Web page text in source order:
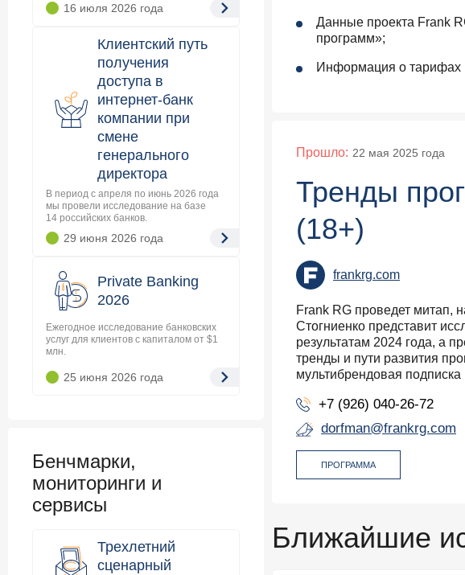
16 июля 2026 года
Клиентский путь
получения
доступа в
интернет-банк
компании при
смене
генерального
директора
В период с апреля по июнь 2026 года
мы провели исследование на базе
14 российских банков.
29 июня 2026 года
Private Banking
2026
Ежегодное исследование банковских
услуг для клиентов с капиталом от $1
млн.
25 июня 2026 года
Бенчмарки,
мониторинги и
сервисы
Трехлетний
сценарный
Данные проекта Frank
программ»;
Информация о тарифах
Прошло: 22 мая 2025 года
Тренды
(18+)
frankrg.com
Frank RG проведет митап,
Стогниенко представит
результатам 2024 года, а
тренды и пути развития
мультибрендовая
+7 (926) 040-26-72
dorfman@frankrg.com
ПРОГРАММА
Ближайшие